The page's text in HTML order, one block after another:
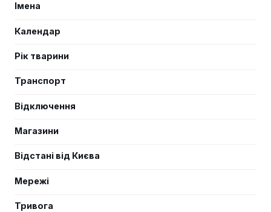
Імена
Календар
Рік тварини
Транспорт
Відключення
Магазини
Відстані від Києва
Мережі
Тривога